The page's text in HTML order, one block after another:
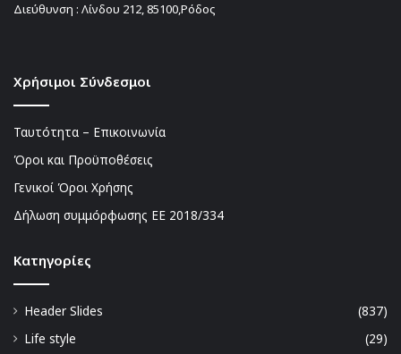
Διεύθυνση : Λίνδου 212, 85100,Ρόδος
Χρήσιμοι Σύνδεσμοι
Ταυτότητα – Επικοινωνία
Όροι και Προϋποθέσεις
Γενικοί Όροι Χρήσης
Δήλωση συμμόρφωσης ΕΕ 2018/334
Kατηγορίες
Header Slides
(837)
Life style
(29)